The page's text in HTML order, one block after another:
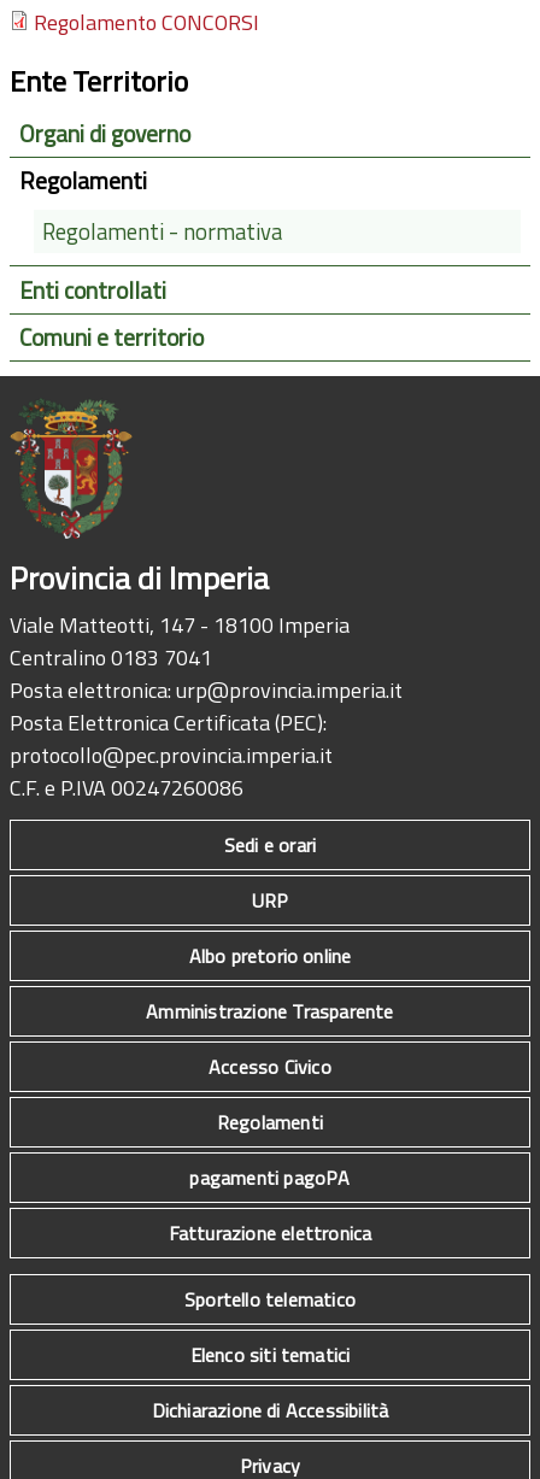
Regolamento CONCORSI
Ente Territorio
Organi di governo
Regolamenti
Regolamenti - normativa
Enti controllati
Comuni e territorio
Provincia di Imperia
Viale Matteotti, 147 - 18100 Imperia
Centralino 0183 7041
Posta elettronica:urp@provincia.imperia.it
Posta Elettronica Certificata (PEC):
protocollo@pec.provincia.imperia.it
C.F. e P.IVA 00247260086
Sedi e orari
URP
Albo pretorio online
Amministrazione Trasparente
Accesso Civico
Regolamenti
pagamenti pagoPA
Fatturazione elettronica
Sportello telematico
Elenco siti tematici
Dichiarazione di Accessibilità
Privacy